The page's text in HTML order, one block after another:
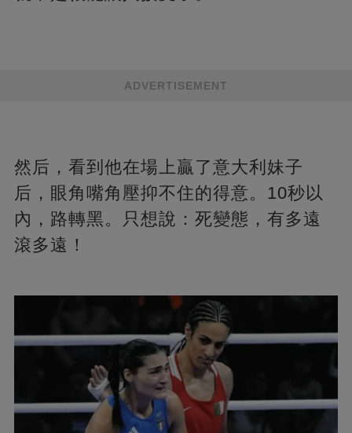
ADVERTISEMENT
然后，看到他在場上贏了意大利妹子
后，眼角嘴角壓抑不住的得意。10秒以
內，路轉黑。只想說：死變態，有多遠
滾多遠！